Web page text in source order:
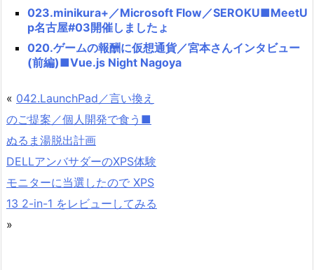
023.minikura+／Microsoft Flow／SEROKU■MeetU
p名古屋#03開催しましたょ
020.ゲームの報酬に仮想通貨／宮本さんインタビュー
(前編)■Vue.js Night Nagoya
« 042.LaunchPad／言い換え
のご提案／個人開発で食う■
ぬるま湯脱出計画
DELLアンバサダーのXPS体験
モニターに当選したので XPS
13 2-in-1 をレビューしてみる
»